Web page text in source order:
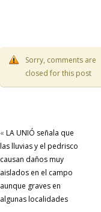
Sorry, comments are
closed for this post
« LA UNIÓ señala que
las lluvias y el pedrisco
causan daños muy
aislados en el campo
aunque graves en
algunas localidades